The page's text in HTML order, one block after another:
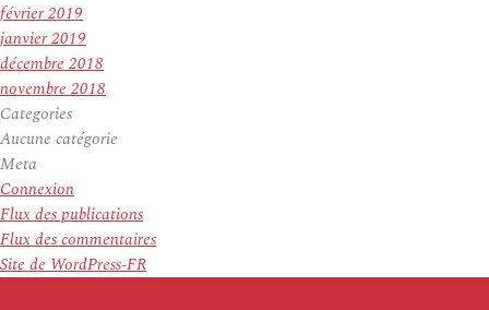
février 2019
janvier 2019
décembre 2018
novembre 2018
Categories
Aucune catégorie
Meta
Connexion
Flux des publications
Flux des commentaires
Site de WordPress-FR